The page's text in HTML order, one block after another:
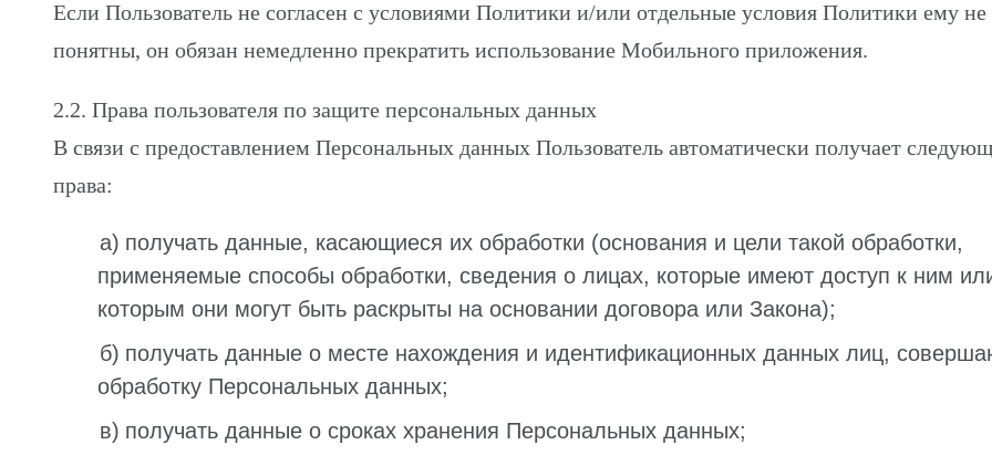
Если Пользователь не согласен с условиями Политики и/или отдельные условия Политики ему не
понятны, он обязан немедленно прекратить использование Мобильного приложения.
2.2. Права пользователя по защите персональных данных
В связи с предоставлением Персональных данных Пользователь автоматически получает
права:
получать данные, касающиеся их обработки (основания и цели такой обработки,
применяемые способы обработки, сведения о лицах, которые имеют доступ к ним
которым они могут быть раскрыты на основании договора или Закона);
получать данные о месте нахождения и идентификационных данных лиц,
обработку Персональных данных;
получать данные о сроках хранения Персональных данных;